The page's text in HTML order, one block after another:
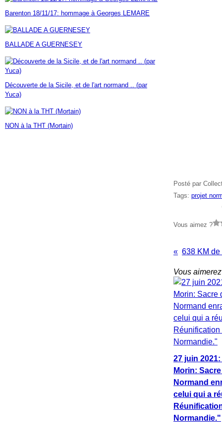
Janvier(7)
Février(9)
Janvier(18)
Mars(60)
Février(24)
Janvier(23)
Avril(14)
Mars (17)
Février(46)
Janvier (35)
Barenton 18/11/17: hommage à Georges LEMARE
BALLADE A GUERNESEY
Découverte de la Sicile, et de l'art normand .. (par
Yuca)
NON à la THT (Mortain)
Posté par
Tags: projet
Vous aimez ?
Vous
27 juin
Morin:
Normand
celui qui a
Normandie."